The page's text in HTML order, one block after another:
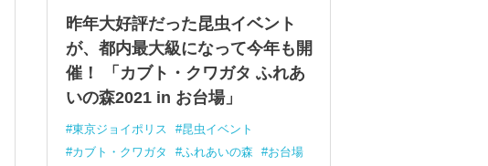
昨年大好評だった昆虫イベント
が、都内最大級になって今年も開
催！ 「カブト・クワガタ ふれあ
いの森2021 in お台場」
東京ジョイポリス
昆虫イベント
カブト・クワガタ
ふれあいの森
お台場